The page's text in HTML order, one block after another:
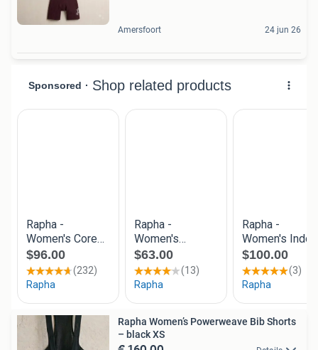
Amersfoort 24 jun 26
Rapha Women’s Powerweave Bib Shorts
– black XS